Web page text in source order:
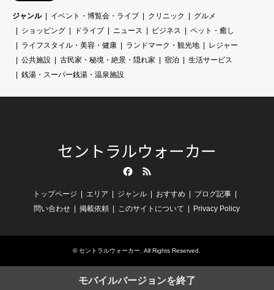
ジャンル イベント・博覧会・ライブ クリニック
グルメ
ショッピング
ドライブ ニュース ビジネス
ペット・癒し
ライフスタイル・美容・健康
ランドマーク・観光地
レジャー
公共施設
古民家・秘境・絶景・隠れ家 宿泊
生活サービス
銭湯・スーパー銭湯・温泉施設
セントラルウォーカー
トップページ エリア ジャンル おすすめ
ブログ記事
問い合わせ
掲載依頼 このサイトについて Privacy Policy
©セントラルウォーカー . All Rights Reserved.
モバイルバージョンを終了